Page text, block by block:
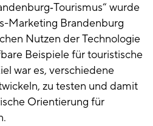
wurde
Marketing Brandenburg
Nutzen der Technologie
Beispiele für touristische
war es, verschiedene
zu testen und damit
Orientierung für